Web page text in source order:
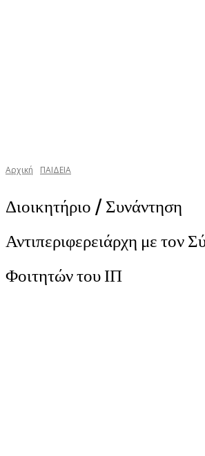
Αρχική ΠΑΙΔΕΙΑ
Διοικητήριο / Συνάντηση
Αντιπεριφερειάρχη με τον
Φοιτητών του ΙΠ